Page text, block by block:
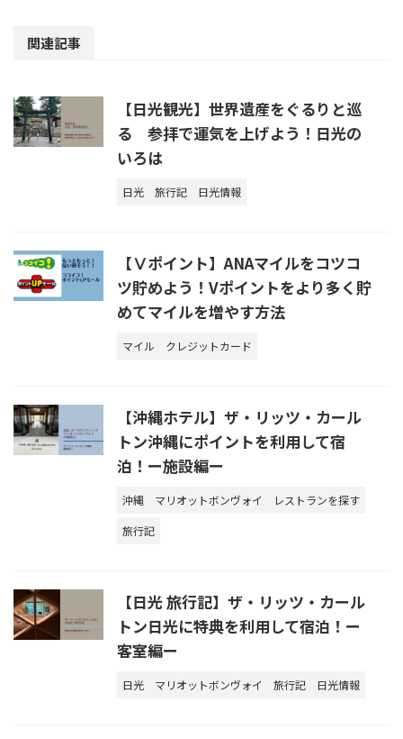
関連記事
【日光観光】世界遺産をぐるりと巡
る 参拝で運気を上げよう！日光の
いろは
日光 旅行記 日光情報
【Ⅴポイント】ANAマイルをコツコ
ツ貯めよう！Vポイントをより多く貯
めてマイルを増やす方法
マイル クレジットカード
【沖縄ホテル】ザ・リッツ・カール
トン沖縄にポイントを利用して宿
泊！ー施設編ー
沖縄 マリオットボンヴォイ
レストランを探す
旅行記
【日光 旅行記】ザ・リッツ・カール
トン日光に特典を利用して宿泊！ー
客室編ー
日光 マリオットボンヴォイ 旅行記 日光情報